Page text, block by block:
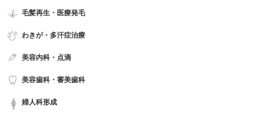
毛髪再生・医療発毛
わきが・多汗症治療
美容内科・点滴
美容歯科・審美歯科
婦人科形成